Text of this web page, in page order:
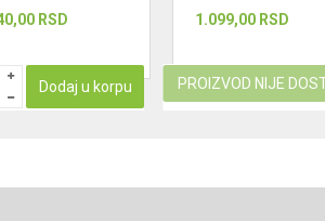
RSD
Dodaj u korpu
1.099,00 RSD
PROIZVOD NIJE